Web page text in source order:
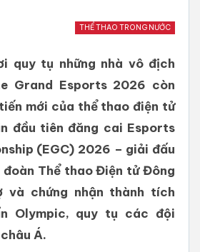
THỂ THAO TRONG NƯỚC
quy tụ những nhà vô địch
Grand Esports 2026 còn
mới của thể thao điện tử
đầu tiên đăng cai Esports
(EGC) 2026 – giải đấu
Thể thao Điện tử Đông
và chứng nhận thành tích
Olympic, quy tụ các đội
Á.